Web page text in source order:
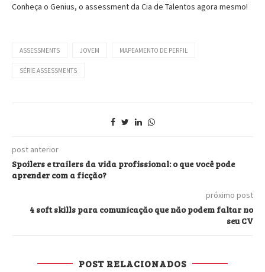
Conheça o Genius, o assessment da Cia de Talentos agora mesmo!
ASSESSMENTS JOVEM MAPEAMENTO DE PERFIL
SÉRIE ASSESSMENTS
post anterior
Spoilers e trailers da vida profissional: o que você pode
aprender com a ficção?
próximo post
4 soft skills para comunicação que não podem faltar no
seu CV
POST RELACIONADOS